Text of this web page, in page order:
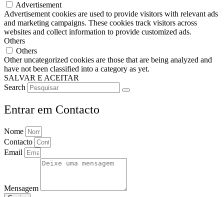
Advertisement
Advertisement cookies are used to provide visitors with relevant ads
and marketing campaigns. These cookies track visitors across
websites and collect information to provide customized ads.
Others
Others
Other uncategorized cookies are those that are being analyzed and
have not been classified into a category as yet.
SALVAR E ACEITAR
Search
Entrar em Contacto
Nome
Contacto
Email
Mensagem